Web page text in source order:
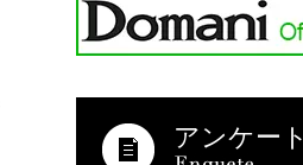
アンケート